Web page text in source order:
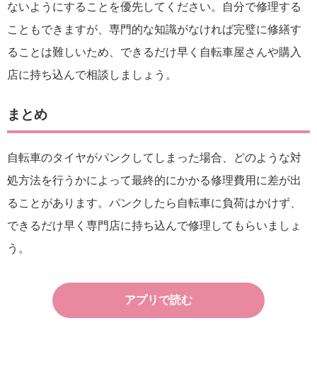
ないようにすることを優先してください。自分で修理する
こともできますが、専門的な知識がなければ完璧に修繕す
ることは難しいため、できるだけ早く自転車屋さんや購入
店に持ち込んで相談しましょう。
まとめ
自転車のタイヤがパンクしてしまった場合、どのような対
処方法を行うかによって最終的にかかる修理費用に差が出
ることがあります。パンクしたら自転車に負荷はかけず、
できるだけ早く専門店に持ち込んで修理してもらいましょ
う。
アプリで読む